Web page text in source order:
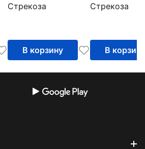
Раскраска с
Стрекоза
В корзину
с
Стрекоза
В корзину